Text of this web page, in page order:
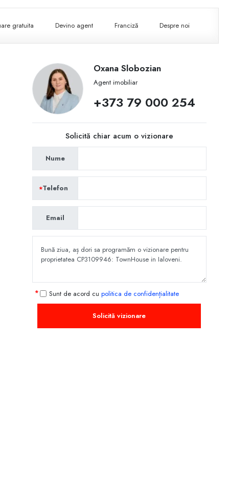
gratuita Devino agent Franciză Despre noi
Oxana Slobozian
Agent imobiliar
+373 79 000 254
Solicită chiar acum o vizionare
Nume
Telefon
Email
Sunt de acord cu politica de confidențialitate
Solicită vizionare